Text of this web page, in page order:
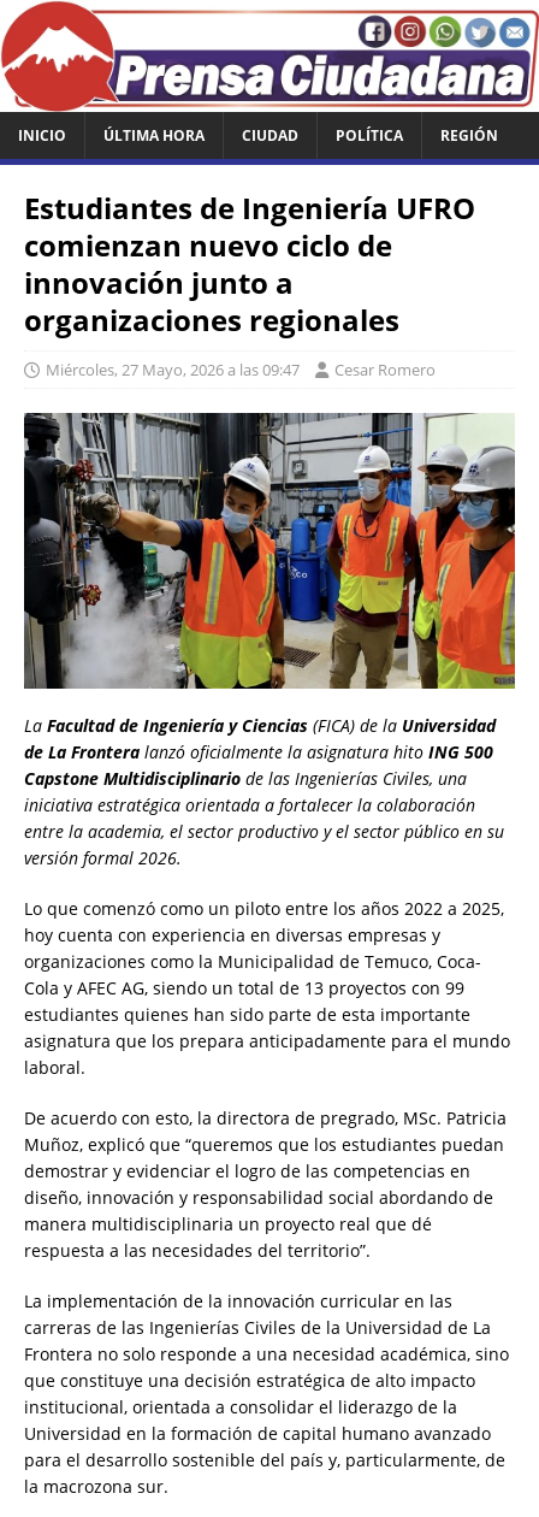
INICIO ÚLTIMA HORA CIUDAD POLÍTICA REGIÓN
Estudiantes de Ingeniería UFRO
comienzan nuevo ciclo de
innovación junto a
organizaciones regionales
Miércoles, 27 Mayo, 2026 a las 09:47 Cesar Romero
La Facultad de Ingeniería y Ciencias (FICA) de la Universidad
de La Frontera lanzó oficialmente la asignatura hito ING 500
Capstone Multidisciplinario de las Ingenierías Civiles, una
iniciativa estratégica orientada a fortalecer la colaboración
entre la academia, el sector productivo y el sector público en su
versión formal 2026.
Lo que comenzó como un piloto entre los años 2022 a 2025,
hoy cuenta con experiencia en diversas empresas y
organizaciones como la Municipalidad de Temuco, Coca-
Cola y AFEC AG, siendo un total de 13 proyectos con 99
estudiantes quienes han sido parte de esta importante
asignatura que los prepara anticipadamente para el mundo
laboral.
De acuerdo con esto, la directora de pregrado, MSc. Patricia
Muñoz, explicó que “queremos que los estudiantes puedan
demostrar y evidenciar el logro de las competencias en
diseño, innovación y responsabilidad social abordando de
manera multidisciplinaria un proyecto real que dé
respuesta a las necesidades del territorio”.
La implementación de la innovación curricular en las
carreras de las Ingenierías Civiles de la Universidad de La
Frontera no solo responde a una necesidad académica, sino
que constituye una decisión estratégica de alto impacto
institucional, orientada a consolidar el liderazgo de la
Universidad en la formación de capital humano avanzado
para el desarrollo sostenible del país y, particularmente, de
la macrozona sur.